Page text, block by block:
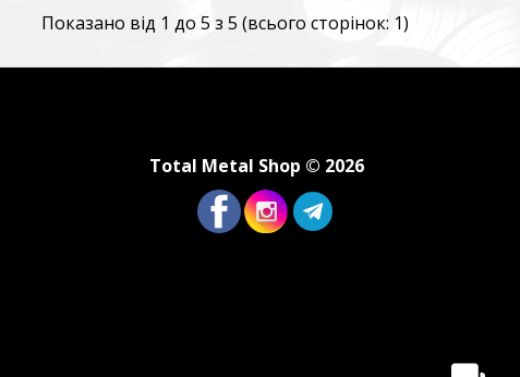
Показано від 1 до 5 з 5 (всього сторінок: 1)
Total Metal Shop © 2026